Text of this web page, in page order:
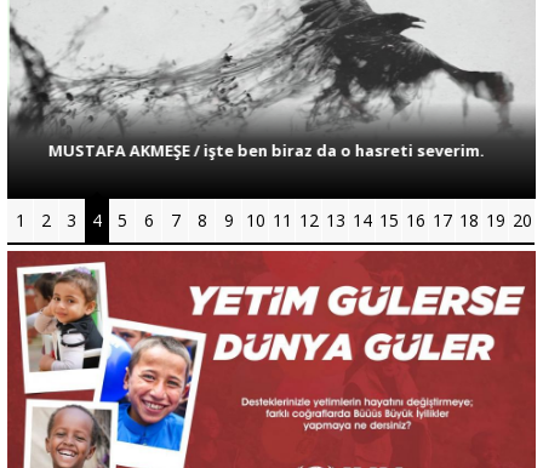
Dünya
Yorum - Analiz
Yazı Dizisi
Portre
Yazarlar
MUSTAFA AKMEŞE / işte ben biraz da o hasreti severim.
1 2 3 4 5 6 7 8 9 10 11 12 13 14 15 16 17 18 19 20